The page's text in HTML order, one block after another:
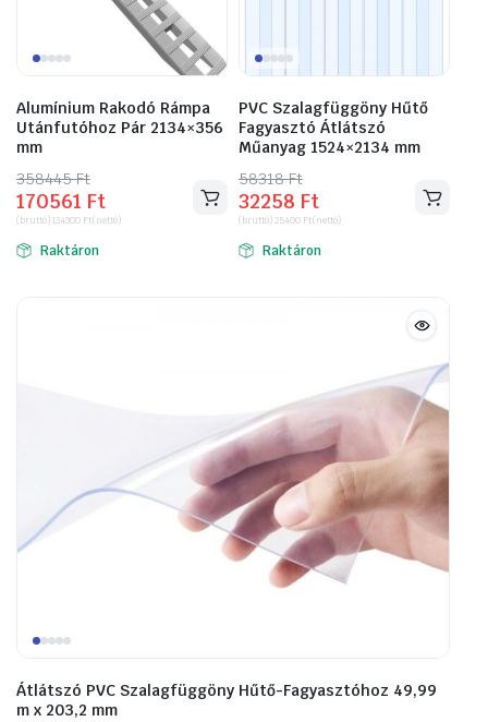
Alumínium Rakodó Rámpa
Utánfutóhoz Pár 2134×356
mm
358445Ft
Original
price
was:
358445 Ft.
170561 Ft
Current
price
is:
170561 Ft.
(bruttó)134300 Ft(nettó)
Raktáron
PVC Szalagfüggöny Hűtő
Fagyasztó Átlátszó
Műanyag 1524×2134 mm
58318Ft
Original
price
was:
58318 Ft.
32258 Ft
Current
price
is:
32258 Ft.
(bruttó)25400 Ft(nettó)
Raktáron
Átlátszó PVC Szalagfüggöny Hűtő-Fagyasztóhoz 49,99
m x 203,2 mm